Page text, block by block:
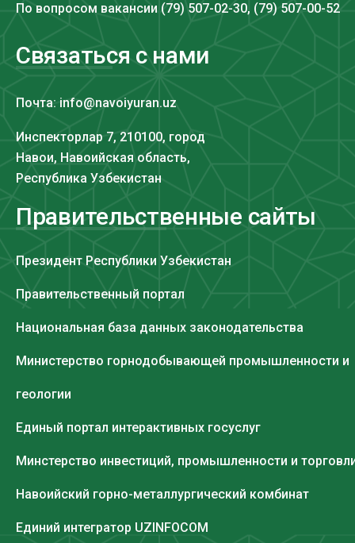
По вопросом вакансии (79) 507-02-30, (79) 507-00-52
Связаться с нами
Почта: info@navoiyuran.uz
Инспекторлар 7, 210100, город
Навои, Навоийская область,
Республика Узбекистан
Правительственные сайты
Президент Республики Узбекистан
Правительственный портал
Национальная база данных законодательства
Министерство горнодобывающей промышленности и
геологии
Единый портал интерактивных госуслуг
Минстерство инвестиций, промышленности и
Навоийский горно-металлургический комбинат
Единий интегратор UZINFOCOM